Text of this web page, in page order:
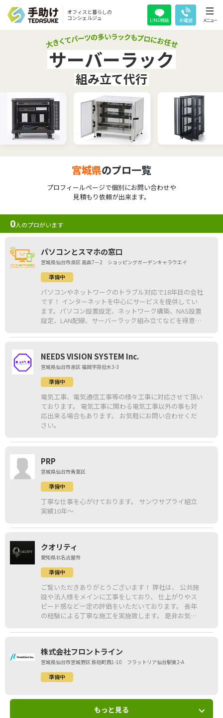
オフィスと暮らしの
コンシェルジュ
LINE相談 お電話 メニュー
サーバーラック
組み立て代行
宮城県のプロ一覧
プロフィールページで個別にお問い合わせや
見積もり依頼が出来ます。
0人のプロがいます
パソコンとスマホの窓口
宮城県仙台市泉区 高森7－2 ショッピングガーデンキャラウエイ
準備中
パソコンやネットワークのトラブル対応で18年目の会社
です！ インターネットを中心にサービスを提供してい
ます。パソコン設置設定、ネットワーク構築、NAS設置
設定、LAN配線、サーバーラック組み立てなどを得意と
い！
NEEDS VISION SYSTEM Inc.
宮城県仙台市泉区 福岡字蒜但木3-3
準備中
電気工事、電気通信工事等の様々工事に対応させて頂い
ております。 電気工事に関わる電気工事以外の事も対
応出来る場合もあります。 お気軽にお問い合わせくだ
さい。
PRP
宮城県仙台市青葉区
準備中
丁寧な仕事を心がけております。 サンワサプライ組立
実績10年～
クオリティ
愛知県北名古屋市
準備中
ご覧いただきありがとうございます！ 弊社は、 公共施
設や法人様をメインに工事をしており、 仕上がりやス
ピード感など一定の評価をいただいております。 長年
の経験による丁寧な施工を実施致します。 是非お気軽
株式会社フロントライン
宮城県仙台市宮城野区 鉄砲町西1-10 フラットリア仙台駅東2-A
準備中
もっと見る